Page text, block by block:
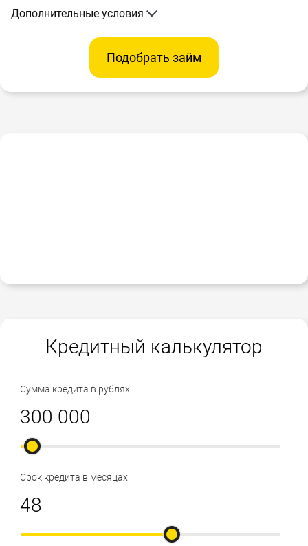
Дополнительные условия
Подобрать займ
Кредитный калькулятор
Сумма кредита в рублях
Срок кредита в месяцах